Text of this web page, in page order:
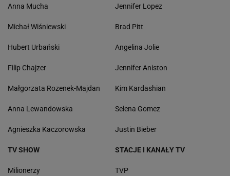
Anna Mucha
Michał Wiśniewski
Hubert Urbański
Filip Chajzer
Małgorzata Rozenek-Majdan
Anna Lewandowska
Agnieszka Kaczorowska
Jennifer Lopez
Brad Pitt
Angelina Jolie
Jennifer Aniston
Kim Kardashian
Selena Gomez
Justin Bieber
TV SHOW
Milionerzy
STACJE I KANAŁY TV
TVP